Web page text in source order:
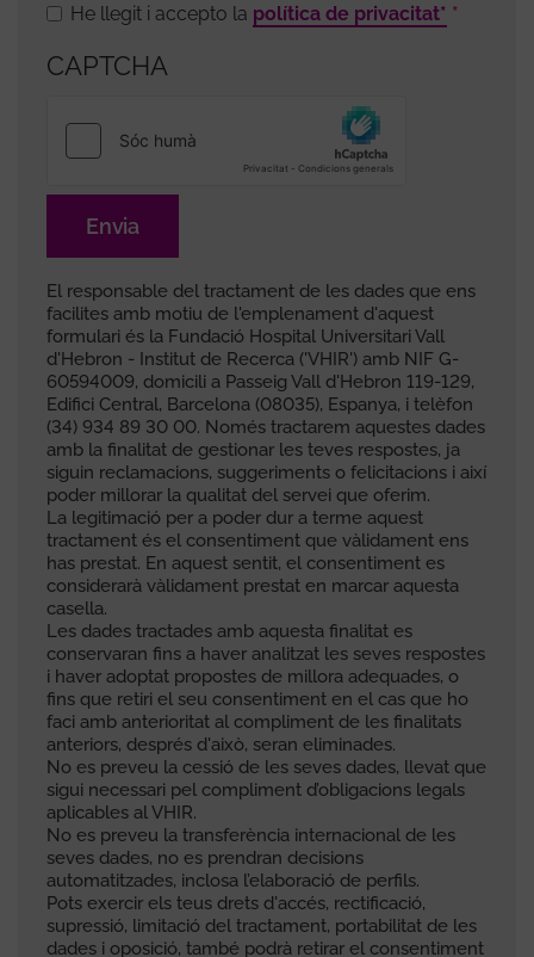
He llegit i accepto la política de privacitat*
CAPTCHA
El responsable del tractament de les dades que ens
facilites amb motiu de l'emplenament d'aquest
formulari és la Fundació Hospital Universitari Vall
d'Hebron - Institut de Recerca ('VHIR') amb NIF G-
60594009, domicili a Passeig Vall d'Hebron 119-129,
Edifici Central, Barcelona (08035), Espanya, i telèfon
(34) 934 89 30 00. Només tractarem aquestes dades
amb la finalitat de gestionar les teves respostes, ja
siguin reclamacions, suggeriments o felicitacions i així
poder millorar la qualitat del servei que oferim.
La legitimació per a poder dur a terme aquest
tractament és el consentiment que vàlidament ens
has prestat. En aquest sentit, el consentiment es
considerarà vàlidament prestat en marcar aquesta
casella.
Les dades tractades amb aquesta finalitat es
conservaran fins a haver analitzat les seves respostes
i haver adoptat propostes de millora adequades, o
fins que retiri el seu consentiment en el cas que ho
faci amb anterioritat al compliment de les finalitats
anteriors, després d'això, seran eliminades.
No es preveu la cessió de les seves dades, llevat que
sigui necessari pel compliment d’obligacions legals
aplicables al VHIR.
No es preveu la transferència internacional de les
seves dades, no es prendran decisions
automatitzades, inclosa l’elaboració de perfils.
Pots exercir els teus drets d'accés, rectificació,
supressió, limitació del tractament, portabilitat de les
dades i oposició, també podrà retirar el consentiment